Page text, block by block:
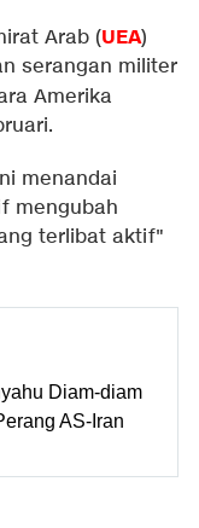
Arab (UEA)
serangan militer
Amerika
menandai
mengubah
terlibat aktif"
Diam-diam
AS-Iran